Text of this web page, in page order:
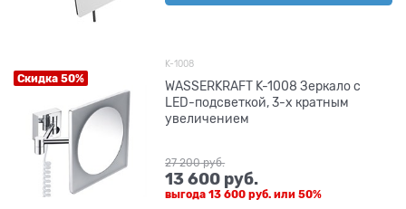
Скидка 50%
K-1008
WASSERKRAFT K-1008 Зеркало с
LED-подсветкой, 3-х кратным
увеличением
27 200 руб.
13 600 руб.
выгода13 600 руб. или50%